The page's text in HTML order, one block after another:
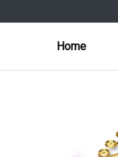
Home